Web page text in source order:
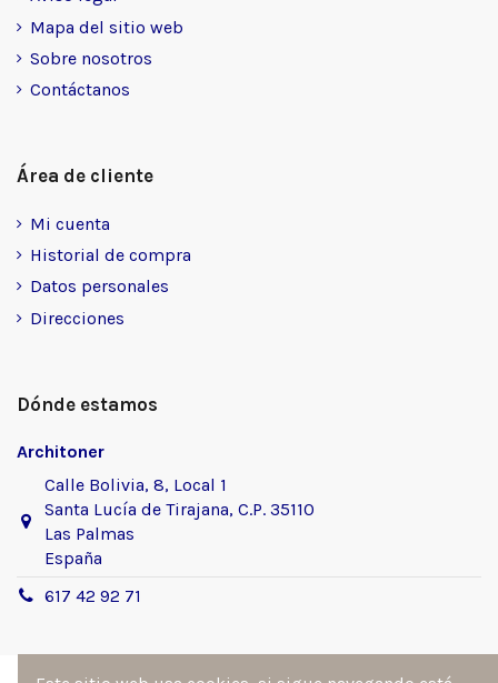
Mapa del sitio web
Sobre nosotros
Contáctanos
Área de cliente
Mi cuenta
Historial de compra
Datos personales
Direcciones
Dónde estamos
Architoner
Calle Bolivia, 8, Local 1
Santa Lucía de Tirajana, C.P. 35110
Las Palmas
España
617 42 92 71